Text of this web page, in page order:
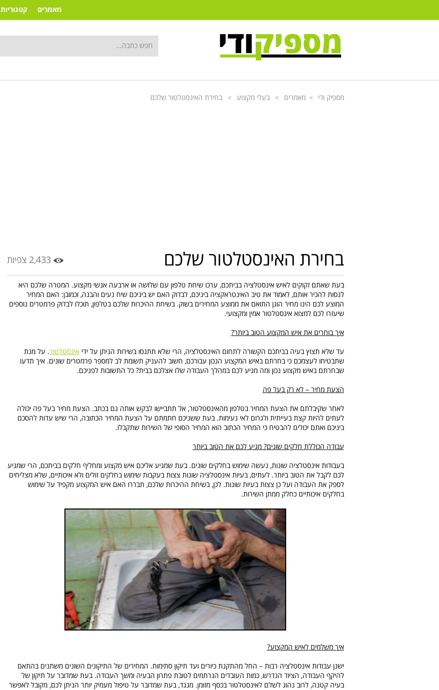
מאמרים קטגוריות
מספיק ודי > מאמרים > בעלי מקצוע > בחירת האינסטלטור שלכם
בחירת האינסטלטור שלכם 2,433 צפיות
בעת שאתם זקוקים לאיש אינסטלציה בביתכם, ערכו שיחת טלפון עם שלושה או ארבעה אנשי מקצוע. המטרה שלכם היא
לנסות להכיר אותם, לאמוד את טיב האינטראקציה ביניכם, לבדוק האם יש ביניכם שיח נעים והבנה, וכמובן: האם המחיר
המוצע לכם הינו מחיר הוגן התואם את ממוצע המחירים בשוק. בשיחת ההיכרות שלכם בטלפון, תוכלו לבדוק פרמטרים נוספים
שיעזרו לכם למצוא אינסטלטור אמין ומקצועי.
איך בוחרים את איש המקצוע הטוב ביותר?
עד שלא תצוץ בעיה בביתכם הקשורה לתחום האינסטלציה, הרי שלא תתנסו בשירות הניתן על ידיאינסטלטור. על מנת
שתבטיחו לעצמכם כי בחרתם באיש המקצוע הנכון עבורכם, חשוב להעניק תשומת לב למספר פרמטרים שונים. איך תדעו
שבחרתם באיש מקצוע נכון ומה מגיע לכם במהלך העבודה שלו אצלכם בבית? כל התשובות לפניכם.
הצעת מחיר – לא רק בעל פה
לאחר שקיבלתם את הצעת המחיר בטלפון מהאינסטלטור, אל תתביישו לבקש אותה גם בכתב. הצעת מחיר בעל פה יכולה
לעתים להיות קצת בעייתית ולגרום לאי נעימות. בעת ששניכם חתמתם על הצעת המחיר הכתובה, הרי שיש עדות להסכם
ביניכם ואתם יכולים להבטיח כי המחיר הכתוב הוא המחיר הסופי של השירות שתקבלו.
עבודה הכוללת חלקים שונים? מגיע לכם את הטוב ביותר
בעבודות אינסטלציה שונות, נעשה שימוש בחלקים שונים. בעת שמגיע אליכם איש מקצוע ומחליף חלקים בביתכם, הרי שמגיע
לכם לקבל את הטוב ביותר. לעתים, בעיות אינסטלציה שונות צצות בעקבות שימוש בחלקים זולים ולא איכותיים, שלא מצליחים
לספק את העבודה ועל כן צצות בעיות שונות. לכן, בשיחת ההיכרות שלכם, תבררו האם איש המקצוע מקפיד על שימוש
בחלקים איכותיים כחלק ממתן השירות.
איך משלמים לאיש המקצוע?
ישנן עבודות אינסטלציה רבות – החל מהתקנת כיורים ועד תיקון סתימות. המחירים של התיקונים השונים משתנים בהתאם
להיקף העבודה, הציוד הנדרש, כמות העובדים הנרתמים לטובת פתרון הבעיה ומשך העבודה. בעת שמדובר על תיקון של
בעיה קטנה, לרוב נהוג לשלם לאינסטלטור בכסף מזומן. מנגד, בעת שמדובר על טיפול מעמיק יותר הניתן לכם, מקובל לאפשר